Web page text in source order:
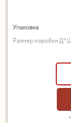
Упаковка
Размер коробки